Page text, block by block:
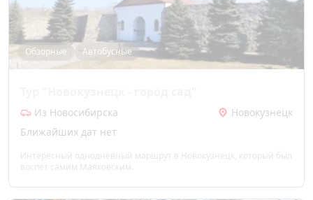
Обзорные Автобусные
Из Новосибирска
Новокузнецк
Ближайших дат нет
Интересный однодневный маршрут в Новокузнецк, который был
воспет самим Маяковским.